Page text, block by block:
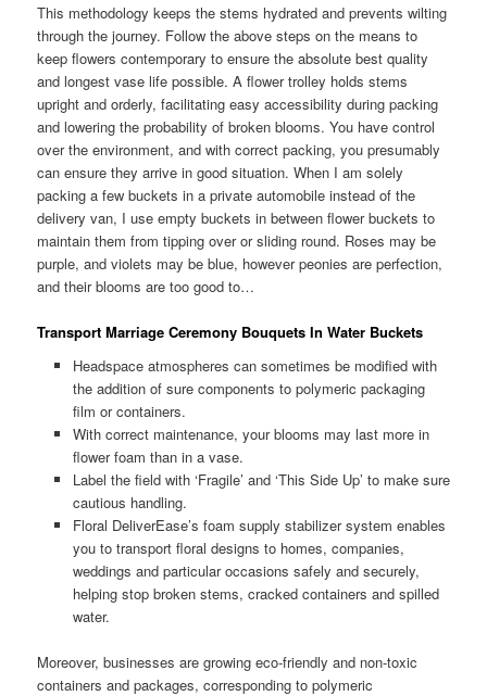
This methodology keeps the stems hydrated and prevents wilting
through the journey. Follow the above steps on the means to
keep flowers contemporary to ensure the absolute best quality
and longest vase life possible. A flower trolley holds stems
upright and orderly, facilitating easy accessibility during packing
and lowering the probability of broken blooms. You have control
over the environment, and with correct packing, you presumably
can ensure they arrive in good situation. When I am solely
packing a few buckets in a private automobile instead of the
delivery van, I use empty buckets in between flower buckets to
maintain them from tipping over or sliding round. Roses may be
purple, and violets may be blue, however peonies are perfection,
and their blooms are too good to…
Transport Marriage Ceremony Bouquets In Water Buckets
Headspace atmospheres can sometimes be modified with
the addition of sure components to polymeric packaging
film or containers.
With correct maintenance, your blooms may last more in
flower foam than in a vase.
Label the field with ‘Fragile’ and ‘This Side Up’ to make sure
cautious handling.
Floral DeliverEase’s foam supply stabilizer system enables
you to transport floral designs to homes, companies,
weddings and particular occasions safely and securely,
helping stop broken stems, cracked containers and spilled
water.
Moreover, businesses are growing eco-friendly and non-toxic
containers and packages, corresponding to polymeric